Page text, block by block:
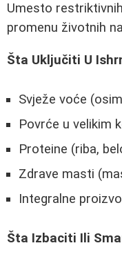
Umesto
promenu životnih
Šta Uključiti U
Svježe voće
Povrće u velikim
Proteine (riba,
Zdrave masti
Integralne
Šta Izbaciti Ili